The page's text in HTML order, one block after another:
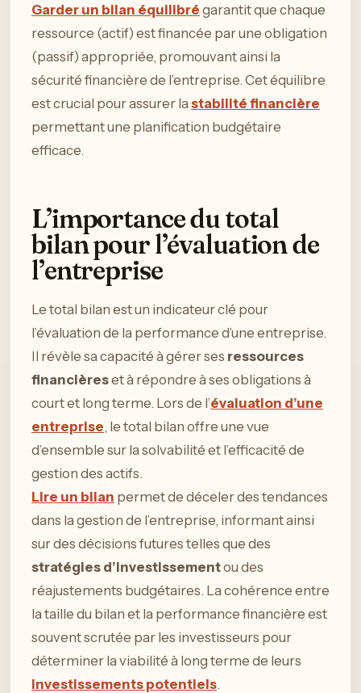
Garder un bilan équilibré garantit que chaque
ressource (actif) est financée par une obligation
(passif) appropriée, promouvant ainsi la
sécurité financière de l’entreprise. Cet équilibre
est crucial pour assurer la stabilité financière
permettant une planification budgétaire
efficace.
L’importance du total
bilan pour l’évaluation de
l’entreprise
Le total bilan est un indicateur clé pour
l’évaluation de la performance d’une entreprise.
Il révèle sa capacité à gérer ses ressources
financièreset à répondre à ses obligations à
court et long terme. Lors de l’évaluation d’une
entreprise, le total bilan offre une vue
d’ensemble sur la solvabilité et l’efficacité de
gestion des actifs.
Lire un bilan permet de déceler des tendances
dans la gestion de l’entreprise, informant ainsi
sur des décisions futures telles que des
stratégies d’investissementou des
réajustements budgétaires. La cohérence entre
la taille du bilan et la performance financière est
souvent scrutée par les investisseurs pour
déterminer la viabilité à long terme de leurs
investissements potentiels.